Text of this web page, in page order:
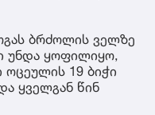
ბრძოლის ველზე
უნდა ყოფილიყო,
ოცეულის 19 ბიჭი
ყველგან წინ